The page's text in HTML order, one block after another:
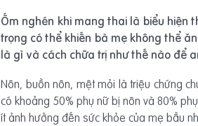
Ốm nghén khi mang thai là biểu hiện
trọng có thể khiến bà mẹ không thể
là gì và cách chữa trị như thế nào để
Nôn, buồn nôn, mệt mỏi là triệu chứng
có khoảng 50% phụ nữ bị nôn và 80%
ít ảnh hưởng đến sức khỏe của mẹ bầu